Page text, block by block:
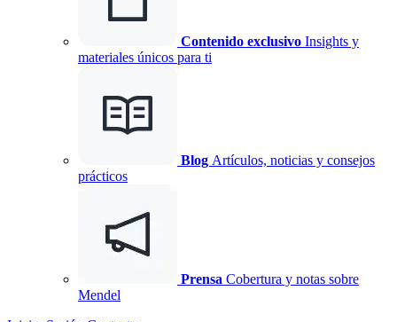
Contenido exclusivo Insights y
materiales únicos para ti
Blog Artículos, noticias y consejos
prácticos
Prensa Cobertura y notas sobre
Mendel